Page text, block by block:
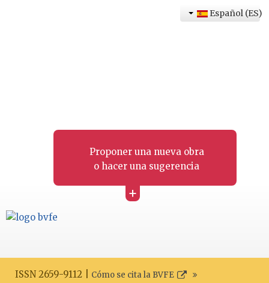
Proponer una nueva obra
o hacer una sugerencia
+
Español (ES)
ISSN 2659-9112 | Cómo se cita la BVFE